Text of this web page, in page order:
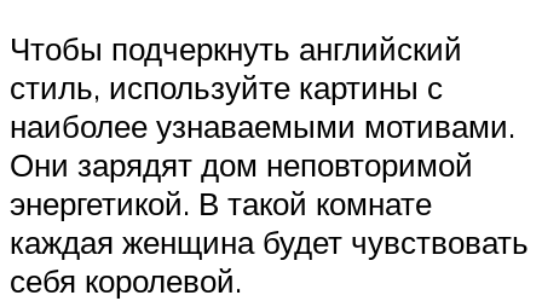
Чтобы подчеркнуть английский
стиль, используйте картины с
наиболее узнаваемыми мотивами.
Они зарядят дом неповторимой
энергетикой. В такой комнате
каждая женщина будет чувствовать
себя королевой.